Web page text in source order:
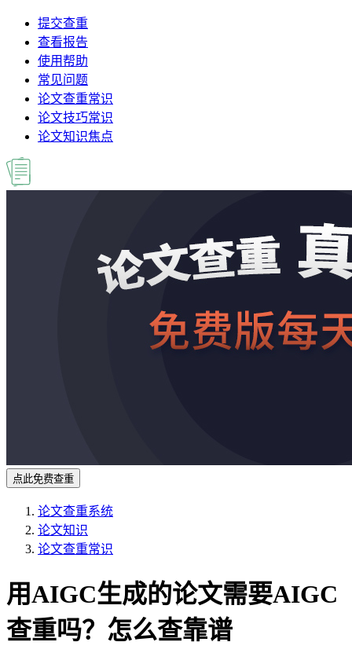
提交查重
查看报告
使用帮助
常见问题
论文查重常识
论文技巧常识
论文知识焦点
点此免费查重
论文查重系统
论文知识
论文查重常识
用AIGC生成的论文需要AIGC
查重吗？怎么查靠谱